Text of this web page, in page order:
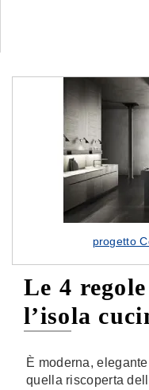
progetto
Le 4
l’isola
È moderna,
quella riscoperta